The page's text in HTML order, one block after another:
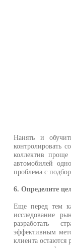
Нанять и
контролировать
коллектив
автомобилей
проблема с
6. Определите
Еще перед тем
исследование
разработать
эффективным
клиента остаются